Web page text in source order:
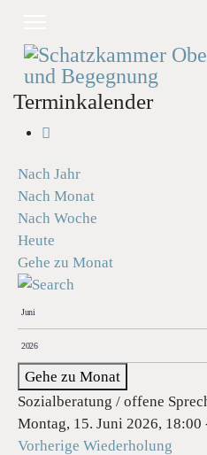
Terminkalender
Nach Jahr
Nach Monat
Nach Woche
Heute
Gehe zu Monat
Gehe zu Monat
Sozialberatung / offene
Montag, 15. Juni 2026, 18:00
Vorherige Wiederholung